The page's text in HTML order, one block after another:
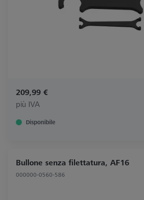
209,99 €
più IVA
Disponibile
Bullone senza filettatura, AF16
000000-0560-586